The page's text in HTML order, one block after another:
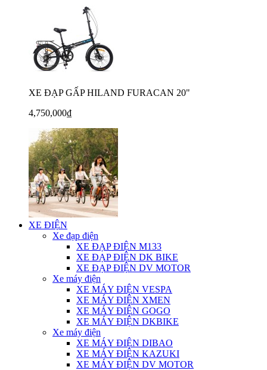
XE ĐẠP GẤP HILAND FURACAN 20"
4,750,000₫
XE ĐIỆN
Xe đạp điện
XE ĐẠP ĐIỆN M133
XE ĐẠP ĐIỆN DK BIKE
XE ĐẠP ĐIỆN DV MOTOR
Xe máy điện
XE MÁY ĐIỆN VESPA
XE MÁY ĐIỆN XMEN
XE MÁY ĐIỆN GOGO
XE MÁY ĐIỆN DKBIKE
Xe máy điện
XE MÁY ĐIỆN DIBAO
XE MÁY ĐIỆN KAZUKI
XE MÁY ĐIỆN DV MOTOR